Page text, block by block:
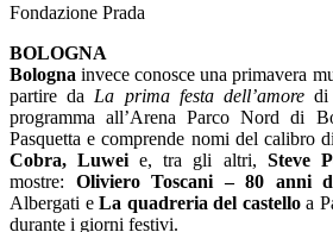
Fondazione Prada
BOLOGNA
Bologna invece conosce una primavera
partire da La prima festa dell’amore
programma all’Arena Parco Nord di
Pasquetta e comprende nomi del calibro
Cobra, Luweie, tra gli altri, Steve
mostre: Oliviero Toscani – 80 anni
Albergati e La quadreria del castelloa
durante i giorni festivi.